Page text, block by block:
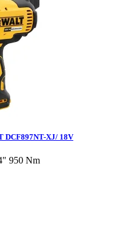
DCF897NT-XJ/ 18V
950 Nm